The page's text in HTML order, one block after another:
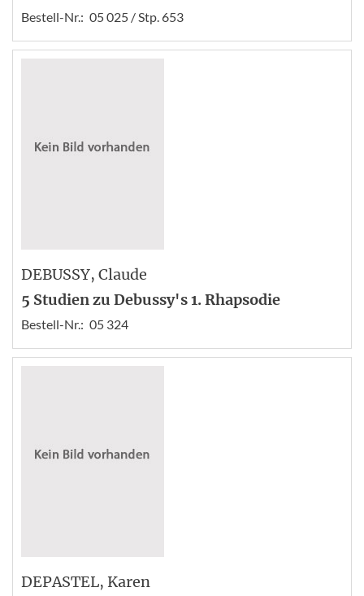
Bestell-Nr.: 05 025 / Stp. 653
DEBUSSY, Claude
5 Studien zu Debussy's 1. Rhapsodie
Bestell-Nr.: 05 324
DEPASTEL, Karen